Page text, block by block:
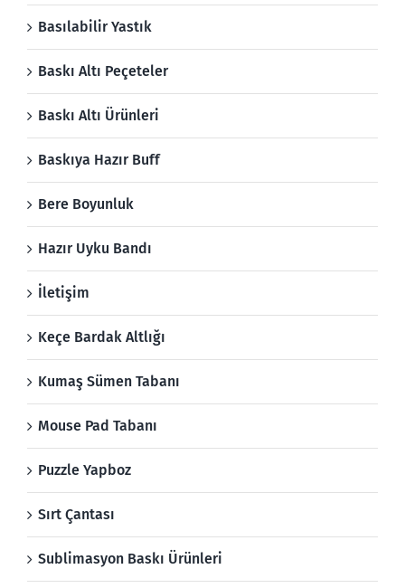
Basılabilir Yastık
Baskı Altı Peçeteler
Baskı Altı Ürünleri
Baskıya Hazır Buff
Bere Boyunluk
Hazır Uyku Bandı
İletişim
Keçe Bardak Altlığı
Kumaş Sümen Tabanı
Mouse Pad Tabanı
Puzzle Yapboz
Sırt Çantası
Sublimasyon Baskı Ürünleri